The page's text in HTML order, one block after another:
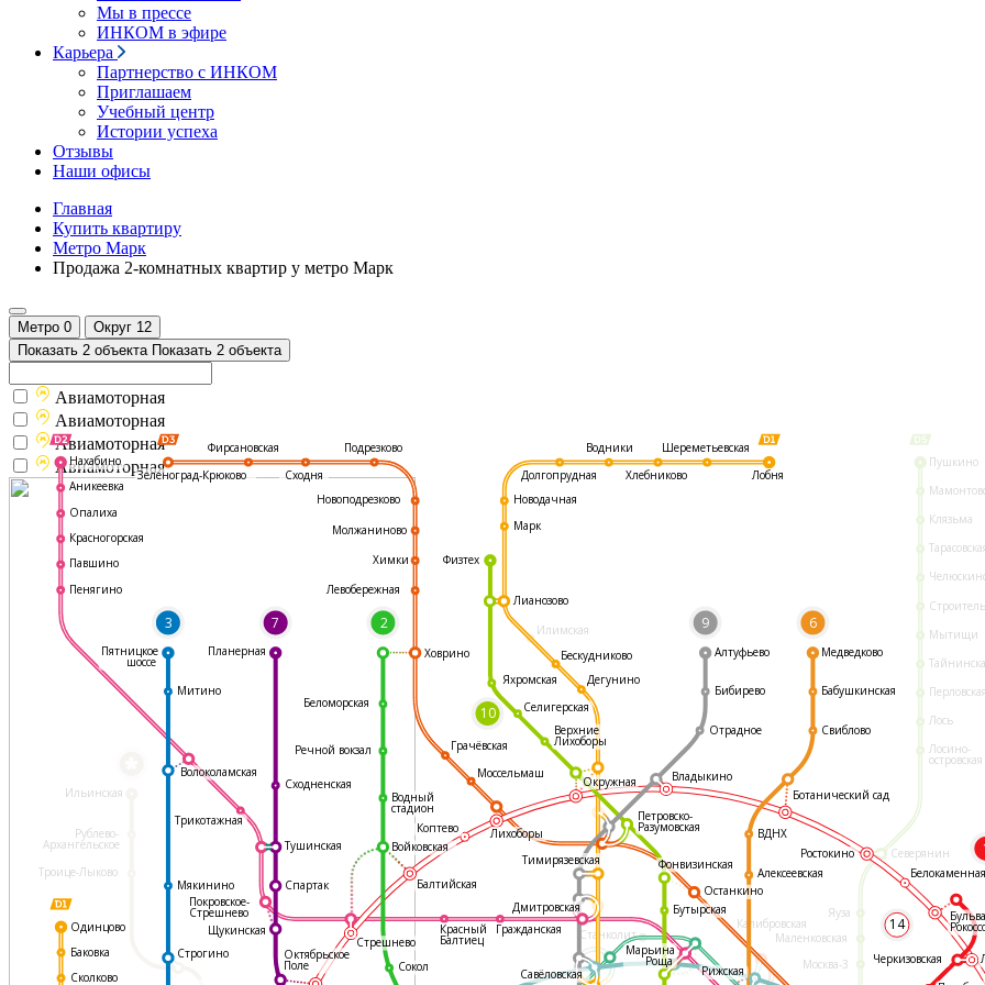
Мы в прессе
ИНКОМ в эфире
Карьера
Партнерство с ИНКОМ
Приглашаем
Учебный центр
Истории успеха
Отзывы
Наши офисы
Главная
Купить квартиру
Метро Марк
Продажа 2-комнатных квартир у метро Марк
Метро 0 Округ 12
Показать 2 объекта Показать 2 объекта
Илимская
Пушкино
Клязьма
Мытищи
Лось
Лосино-
островская
Северянин
Яуза
Маленковская
Москва-3
Ильинская
Рублево-
Архангельское
Троице-Лыково
Калибровская
Станколит
3 7
14
2 9 6
10
Фирсановская
Сходня
Подрезково
Новоподрезково
Молжаниново
Химки
Левобережная
Ховрино
Грачёвская
Моссельмаш
Останкино
Медведково
Бабушкинская
Свиблово
ВДНХ
Алексеевская
Рижская
Сокол
Красный
Балтиец
Гражданская
Дмитровская
Коптево Лихоборы
Балтийская
Войковская
Водный
стадион
Сходненская
Трикотажная
Волоколамская
Тушинская
Мякинино
Строгино
Митино
Нахабино
Аникеевка
Опалиха
Красногорская
Павшино
Пенягино
Одинцово
Баковка
Сколково
Пятницкое
шоссе
Планерная
Спартак
Стрешнево
Щукинская
Октябрьское
Поле
Окружная
Дегунино
Бескудниково
Верхние
Лихоборы
Селигерская
Физтех
Яхромская
Марк
Лианозово
Новодачная
Речной вокзал
Беломорская
Долгопрудная
Водники
Хлебниково
Шереметьевская
Лобня
Тимирязевская
Марьина
Роща
Савёловская
Фонвизинская
Бутырская
Петровско-
Разумовская
Покровское-
Стрешнево
Бибирево
Отрадное
Владыкино
Ботанический сад
Алтуфьево
Ростокино
Черкизовская
Зеленоград-Крюково
Авиамоторная
Авиамоторная
Авиамоторная
Авиамоторная